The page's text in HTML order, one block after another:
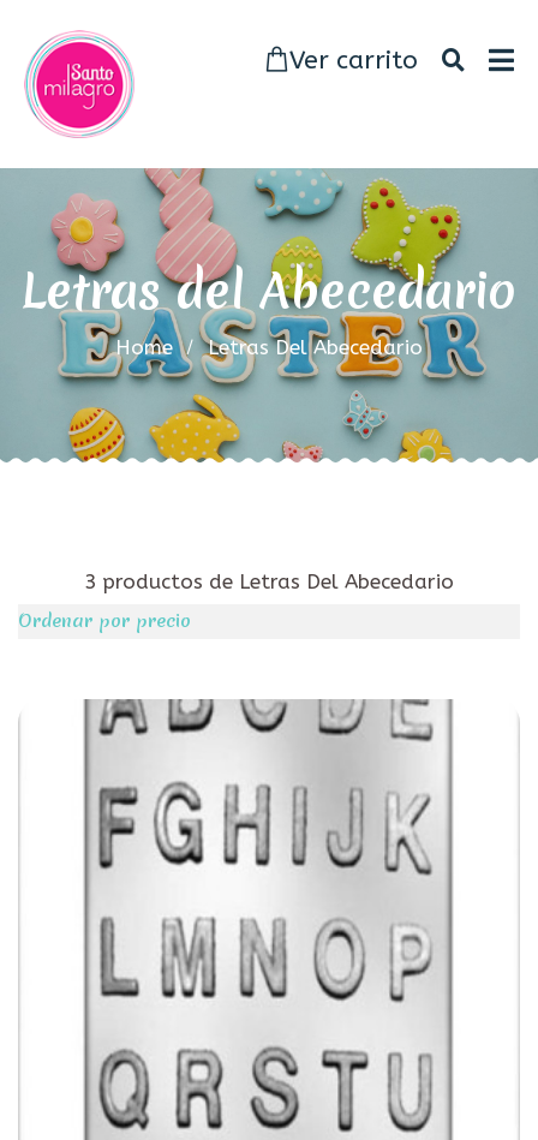
Ver carrito
Letras del Abecedario
Home Letras Del Abecedario
3 productos de Letras Del Abecedario
Ordenar por precio